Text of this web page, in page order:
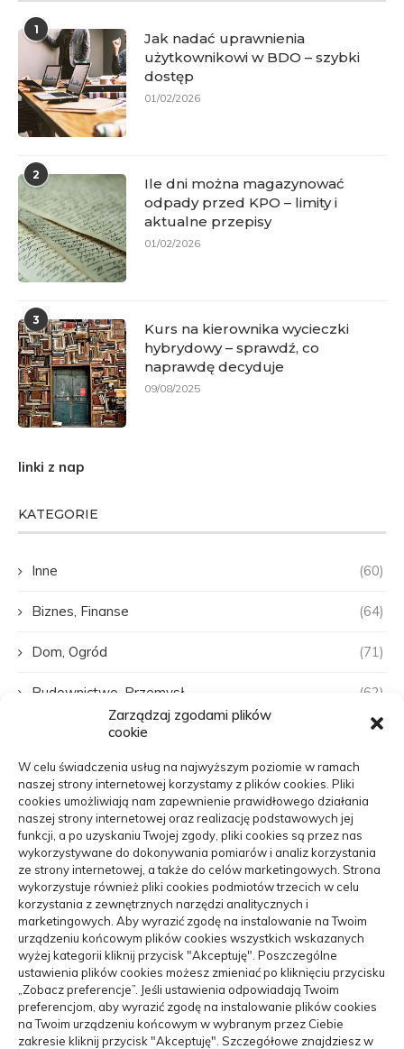
Zarządzaj zgodami plików
cookie
W celu świadczenia usług na najwyższym poziomie w ramach
naszej strony internetowej korzystamy z plików cookies. Pliki
cookies umożliwiają nam zapewnienie prawidłowego działania
naszej strony internetowej oraz realizację podstawowych jej
funkcji, a po uzyskaniu Twojej zgody, pliki cookies są przez nas
wykorzystywane do dokonywania pomiarów i analiz korzystania
ze strony internetowej, a także do celów marketingowych. Strona
wykorzystuje również pliki cookies podmiotów trzecich w celu
korzystania z zewnętrznych narzędzi analitycznych i
marketingowych. Aby wyrazić zgodę na instalowanie na Twoim
urządzeniu końcowym plików cookies wszystkich wskazanych
wyżej kategorii kliknij przycisk "Akceptuję". Poszczególne
ustawienia plików cookies możesz zmieniać po kliknięciu przycisku
„Zobacz preferencje”. Jeśli ustawienia odpowiadają Twoim
preferencjom, aby wyrazić zgodę na instalowanie plików cookies
na Twoim urządzeniu końcowym w wybranym przez Ciebie
zakresie kliknij przycisk "Akceptuję". Szczegółowe znajdziesz w
1
Jak nadać uprawnienia
użytkownikowi w BDO – szybki
dostęp
01/02/2026
2
Ile dni można magazynować
odpady przed KPO – limity i
aktualne przepisy
01/02/2026
3
Kurs na kierownika wycieczki
hybrydowy – sprawdź, co
naprawdę decyduje
09/08/2025
linki z nap
KATEGORIE
Inne (60)
Biznes, Finanse (64)
Dom, Ogród (71)
Budownictwo, Przemysł (62)
Edukacja, Rozrywka (31)
Zdrowie, Medycyna (107)
Moda, Uroda
Turystyka, Aktywność (48)
Motoryzacja, Transport
Usługi (70)
Technologie (17)
Mobile Search